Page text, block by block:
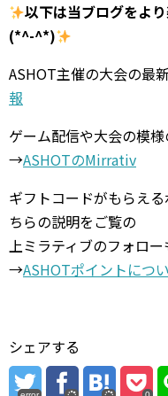
以下は当ブログをよ
(*^-^*)
ASHOT主催の大会の最
報
ゲーム配信や大会の模
→ASHOTのMirrativ
ギフトコードがもらえ
ちらの説明をご覧の
上ミラティブのフォロー
→ASHOTポイントにつ
シェアする